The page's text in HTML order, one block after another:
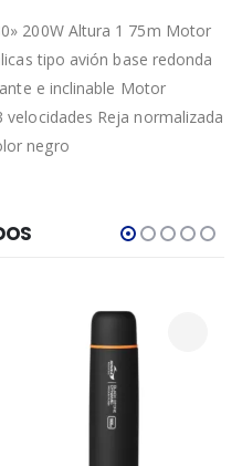
200W Altura 1 75m Motor
tipo avión base redonda
e inclinable Motor
Reja normalizada
negro